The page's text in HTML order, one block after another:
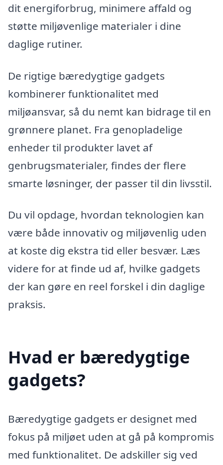
dit energiforbrug, minimere affald og
støtte miljøvenlige materialer i dine
daglige rutiner.
De rigtige bæredygtige gadgets
kombinerer funktionalitet med
miljøansvar, så du nemt kan bidrage til en
grønnere planet. Fra genopladelige
enheder til produkter lavet af
genbrugsmaterialer, findes der flere
smarte løsninger, der passer til din livsstil.
Du vil opdage, hvordan teknologien kan
være både innovativ og miljøvenlig uden
at koste dig ekstra tid eller besvær. Læs
videre for at finde ud af, hvilke gadgets
der kan gøre en reel forskel i din daglige
praksis.
Hvad er bæredygtige
gadgets?
Bæredygtige gadgets er designet med
fokus på miljøet uden at gå på kompromis
med funktionalitet. De adskiller sig ved